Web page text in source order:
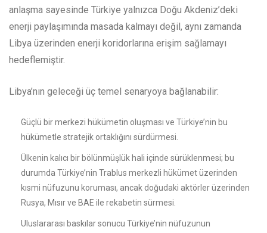
anlaşma sayesinde Türkiye yalnızca Doğu Akdeniz’deki
enerji paylaşımında masada kalmayı değil, aynı zamanda
Libya üzerinden enerji koridorlarına erişim sağlamayı
hedeflemiştir.
Libya’nın geleceği üç temel senaryoya bağlanabilir:
Güçlü bir merkezi hükümetin oluşması ve Türkiye’nin bu
hükümetle stratejik ortaklığını sürdürmesi.
Ülkenin kalıcı bir bölünmüşlük hali içinde sürüklenmesi; bu
durumda Türkiye’nin Trablus merkezli hükümet üzerinden
kısmi nüfuzunu koruması, ancak doğudaki aktörler üzerinden
Rusya, Mısır ve BAE ile rekabetin sürmesi.
Uluslararası baskılar sonucu Türkiye’nin nüfuzunun